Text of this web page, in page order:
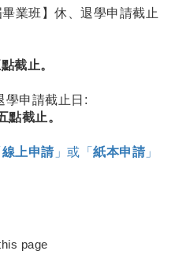
業班】休、退學申請截止
截止。
申請截止日:
截止。
線上申請」或「 紙本申請」
page